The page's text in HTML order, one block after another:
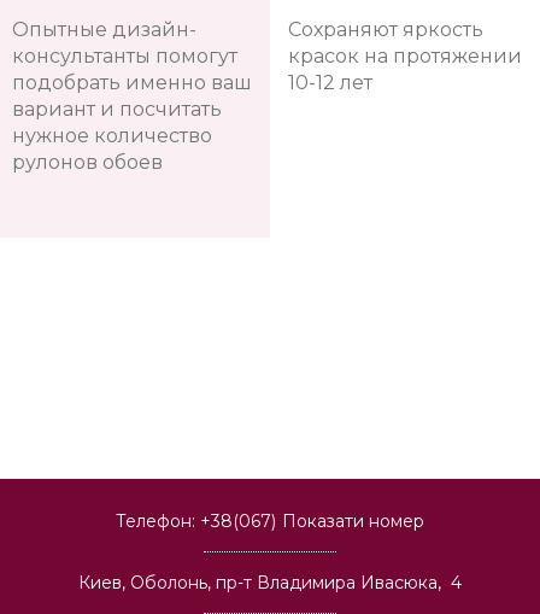
Опытные дизайн-
консультанты помогут
подобрать именно ваш
вариант и посчитать
нужное количество
рулонов обоев
Сохраняют яркость
красок на протяжении
10-12 лет
Телефон: +38(067) Показати номер
Киев, Оболонь, пр-т Владимира Ивасюка, 4